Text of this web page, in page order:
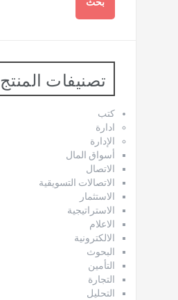
بحث
تصنيفات المنتج
كتب
ادارة
الإدارة
أسواق المال
الاتصال
الاتصالات التسويقية
الاستثمار
الاستراتيجية
الاعلام
الالكترونية
البحوث
التأمين
التجارة
التحليل